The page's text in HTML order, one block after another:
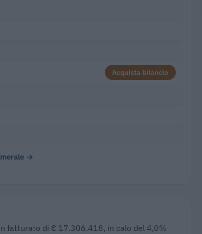
Acquista bilancio
→
fatturato di € 17.306.418, in calo del 4,0%